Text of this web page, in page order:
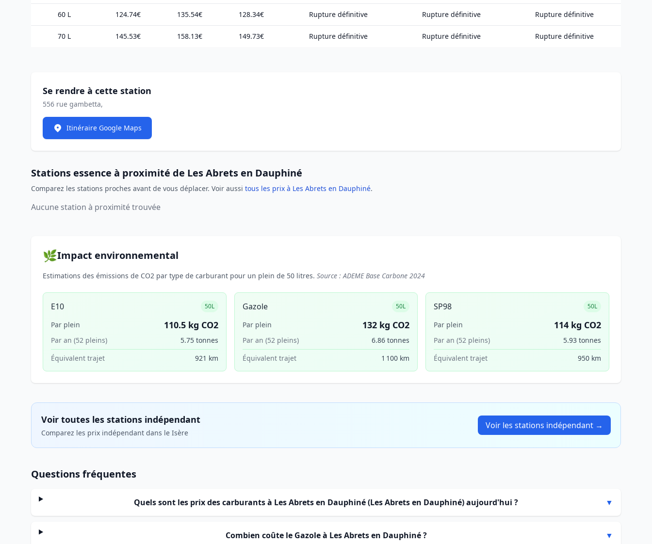
60 L 124.74€ 135.54€ 128.34€ Rupture définitive Rupture définitive Rupture définitive
70 L 145.53€ 158.13€ 149.73€ Rupture définitive Rupture définitive Rupture définitive
Se rendre à cette station
556 rue gambetta,
Itinéraire Google Maps
Stations essence à proximité de Les Abrets en Dauphiné
Comparez les stations proches avant de vous déplacer. Voir aussi tous les prix à Les Abrets en Dauphiné.
Aucune station à proximité trouvée
🌿Impact environnemental
Estimations des émissions de CO2 par type de carburant pour un plein de 50 litres. Source : ADEME Base Carbone 2024
E10 50L
Par plein 110.5 kg CO2
Par an (52 pleins)
5.75 tonnes
Équivalent trajet
921 km
Gazole 50L
Par plein 132 kg CO2
Par an (52 pleins)
6.86 tonnes
Équivalent trajet
1 100 km
SP98 50L
Par plein 114 kg CO2
Par an (52 pleins)
5.93 tonnes
Équivalent trajet
950 km
Voir toutes les stations indépendant
Comparez les prix indépendant dans le Isère
Voir les stations indépendant →
Questions fréquentes
Quels sont les prix des carburants à Les Abrets en Dauphiné (Les Abrets en Dauphiné) aujourd'hui ? ▼
Combien coûte le Gazole à Les Abrets en Dauphiné ? ▼